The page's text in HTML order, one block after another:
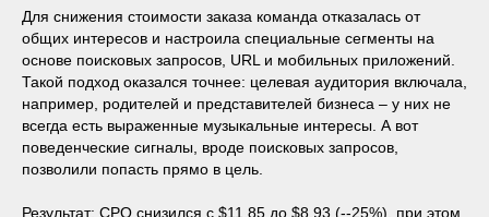
Для снижения стоимости заказа команда отказалась от
общих интересов и настроила специальные сегменты на
основе поисковых запросов, URL и мобильных приложений.
Такой подход оказался точнее: целевая аудитория включала,
например, родителей и представителей бизнеса – у них не
всегда есть выраженные музыкальные интересы. А вот
поведенческие сигналы, вроде поисковых запросов,
позволили попасть прямо в цель.
Результат: CPO снизился с $11,85 до $8,93 (--25%), при этом